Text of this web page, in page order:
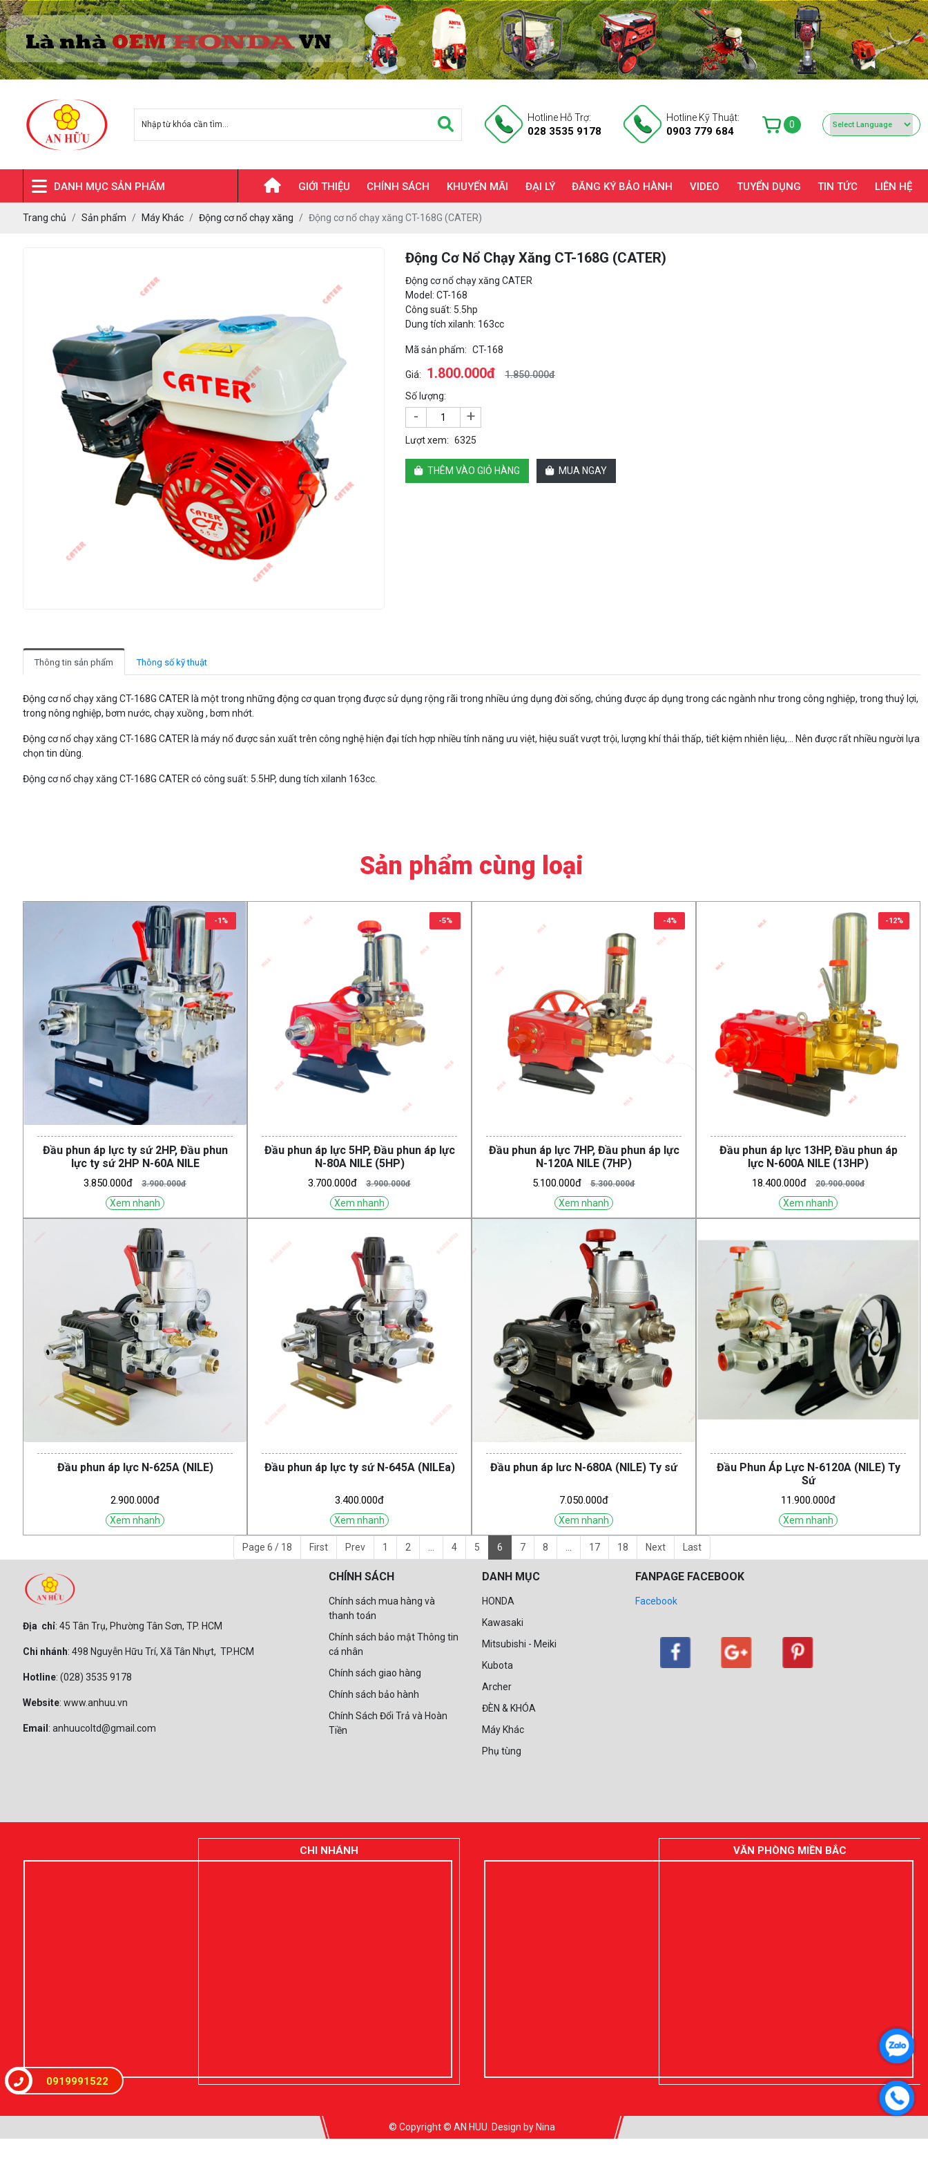
Hotline Hỗ Trợ:
028 3535 9178
Hotline Kỹ Thuật:
0903 779 684
0
DANH MỤC SẢN PHẨM
HONDA
Mitsubishi -
Kubota
Archer
ĐÈN & KHÓA
Máy Khác
Phụ Tùng
GIỚI THIỆU CHÍNH SÁCH KHUYẾN MÃI ĐẠI LÝ ĐĂNG KÝ BẢO HÀNH VIDEO TUYỂN DỤNG TIN TỨC LIÊN HỆ
Trang chủ Sản phẩm Máy Khác Động cơ nổ chạy xăng Động cơ nổ chạy xăng CT-168G (CATER)
Động Cơ Nổ Chạy Xăng CT-168G (CATER)
Động cơ nổ chạy xăng CATER
Model: CT-168
Công suất: 5.5hp
Dung tích xilanh: 163cc
Mã sản phẩm: CT-168
Giá: 1.800.000đ
1.850.000đ
Số lượng:
- +
Lượt xem: 6325
THÊM VÀO GIỎ HÀNG MUA NGAY
Thông tin sản phẩm Thông số kỹ thuật
Động cơ nổ chạy xăng CT-168G CATER là một trong những động cơ quan trọng được sử dụng rộng rãi trong nhiều ứng dụng đời sống, chúng được áp dụng trong các ngành như trong công nghiệp, trong thuỷ lợi,
trong nông nghiệp, bơm nước, chạy xuồng , bơm nhớt.
Động cơ nổ chạy xăng CT-168G CATER là máy nổ được sản xuất trên công nghệ hiện đại tích hợp nhiều tính năng ưu việt, hiệu suất vượt trội, lượng khí thải thấp, tiết kiệm nhiên liệu,... Nên được rất nhiều người lựa
chọn tin dùng.
Động cơ nổ chạy xăng CT-168G CATER có công suất: 5.5HP, dung tích xilanh 163cc.
Sản phẩm cùng loại
Đầu phun áp lực ty sứ 2HP, Đầu phun
lực ty sứ 2HP N-60A NILE
3.850.000đ 3.900.000đ
-1%
Xem nhanh
Đầu phun áp lực 5HP, Đầu phun áp lực
N-80A NILE (5HP)
3.700.000đ 3.900.000đ
-5%
Xem nhanh
Đầu phun áp lực 7HP, Đầu phun áp lực
N-120A NILE (7HP)
5.100.000đ 5.300.000đ
-4%
Xem nhanh
Đầu phun áp lực 13HP, Đầu phun áp
lực N-600A NILE (13HP)
18.400.000đ 20.900.000đ
-12%
Xem nhanh
Đầu phun áp lực N-625A (NILE)
2.900.000đ
Xem nhanh
Đầu phun áp lực ty sứ N-645A (NILEa)
3.400.000đ
Xem nhanh
Đầu phun áp lưc N-680A (NILE) Ty sứ
7.050.000đ
Xem nhanh
Đầu Phun Áp Lực N-6120A (NILE) Ty
Sứ
11.900.000đ
Xem nhanh
Page 6 / 18 First Prev 1 2 4 5 6 7 8 17 18 Next Last
Địa chỉ: 45 Tân Trụ, Phường Tân Sơn, TP. HCM
Chi nhánh: 498 Nguyễn Hữu Trí, Xã Tân Nhựt, TP.HCM
Hotline: (028) 3535 9178
Website: www.anhuu.vn
Email : anhuucoltd@gmail.com
CHÍNH SÁCH
Chính sách mua hàng và
thanh toán
Chính sách bảo mật Thông tin
cá nhân
Chính sách giao hàng
Chính sách bảo hành
Chính Sách Đổi Trả và Hoàn
Tiền
DANH MỤC
HONDA
Kawasaki
Mitsubishi - Meiki
Kubota
Archer
ĐÈN & KHÓA
Máy Khác
Phụ tùng
FANPAGE FACEBOOK
Facebook
CHI NHÁNH VĂN PHÒNG MIỀN BẮC
© Copyright © AN HUU. Design by Nina
0919991522